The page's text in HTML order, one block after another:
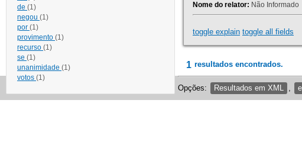
de (1)
negou (1)
por (1)
provimento (1)
recurso (1)
se (1)
unanimidade (1)
votos (1)
Nome do relator: Não Informado
toggle explain toggle all fields
1 resultados encontrados.
Opções: Resultados em XML